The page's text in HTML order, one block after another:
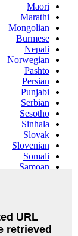
Maori
Marathi
Mongolian
Burmese
Nepali
Norwegian
Pashto
Persian
Punjabi
Serbian
Sesotho
Sinhala
Slovak
Slovenian
Somali
Samoan
Swahili
Tajik